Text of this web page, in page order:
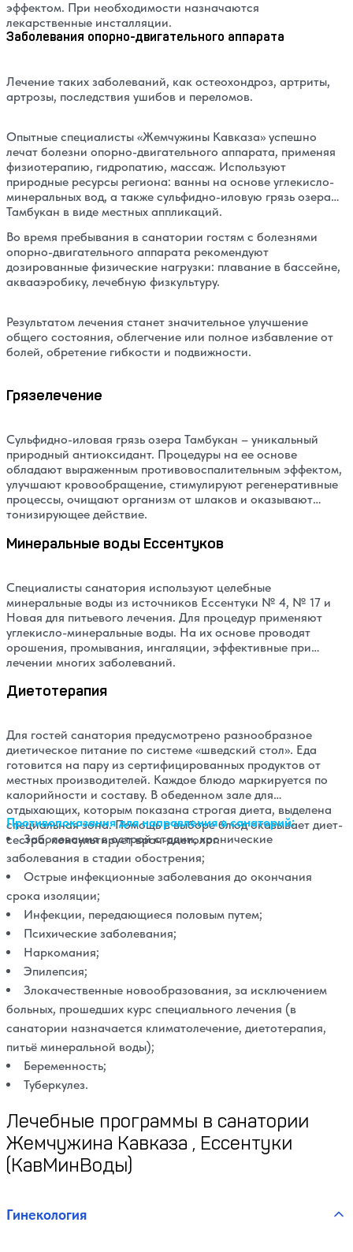
эффектом. При необходимости назначаются
лекарственные инсталляции.
Заболевания опорно-двигательного аппарата
Лечение таких заболеваний, как остеохондроз, артриты,
артрозы, последствия ушибов и переломов.
Опытные специалисты «Жемчужины Кавказа» успешно
лечат болезни опорно-двигательного аппарата, применяя
физиотерапию, гидропатию, массаж. Используют
природные ресурсы региона: ванны на основе углекисло-
минеральных вод, а также сульфидно-иловую грязь озера
Тамбукан в виде местных аппликаций.
Во время пребывания в санатории гостям с болезнями
опорно-двигательного аппарата рекомендуют
дозированные физические нагрузки: плавание в бассейне,
аквааэробику, лечебную физкультуру.
Результатом лечения станет значительное улучшение
общего состояния, облегчение или полное избавление от
болей, обретение гибкости и подвижности.
Грязелечение
Сульфидно-иловая грязь озера Тамбукан – уникальный
природный антиоксидант. Процедуры на ее основе
обладают выраженным противовоспалительным эффектом,
улучшают кровообращение, стимулируют регенеративные
процессы, очищают организм от шлаков и оказывают
тонизирующее действие.
Минеральные воды Ессентуков
Специалисты санатория используют целебные
минеральные воды из источников Ессентуки № 4, № 17 и
Новая для питьевого лечения. Для процедур применяют
углекисло-минеральные воды. На их основе проводят
орошения, промывания, ингаляции, эффективные при
лечении многих заболеваний.
Диетотерапия
Для гостей санатория предусмотрено разнообразное
диетическое питание по системе «шведский стол». Еда
готовится на пару из сертифицированных продуктов от
местных производителей. Каждое блюдо маркируется по
калорийности и составу. В обеденном зале для
отдыхающих, которым показана строгая диета, выделена
специальная зона. Помощь в выборе блюд оказывает диет-
сестра, консультирует врач-диетолог.
Противопоказания для направления в санаторий:
Заболевания в острой стадии, хронические
заболевания в стадии обострения;
Острые инфекционные заболевания до окончания
срока изоляции;
Инфекции, передающиеся половым путем;
Психические заболевания;
Наркомания;
Эпилепсия;
Злокачественные новообразования, за исключением
больных, прошедших курс специального лечения (в
санатории назначается климатолечение, диетотерапия,
питьё минеральной воды);
Беременность;
Туберкулез.
Лечебные программы в санатории
Жемчужина Кавказа , Ессентуки
(КавМинВоды)
Гинекология